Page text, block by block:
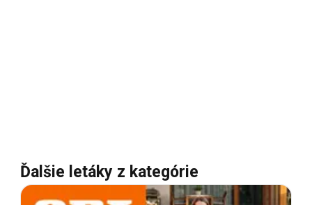
Ďalšie letáky z kategórie